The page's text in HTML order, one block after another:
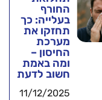
החורף
בעלייה: כך
תחזקו את
מערכת
החיסון –
ומה באמת
חשוב לדעת
11/12/2025